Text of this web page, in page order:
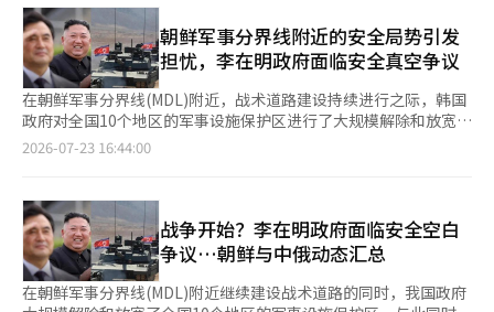
方面特别选择在总统官邸阿乌博拉达宫举行会谈，而非其官方办公
地点普拉纳图宫，以示特别的礼遇。李在明总统表示，自己是继中
国国家主席习近平、印度总理莫迪和前法国总统希拉克之后，第四
位在阿乌博拉达宫受到接待的外宾，感到非常荣幸。为了将两位领
导人的信任转化为实际的两国合作，双方还建立了高层沟通机制，
由巴西副总统和韩国青瓦台政策室长金勇范共同负责，直接协商两
国事务。李在明总统表示：“韩国与巴西在经济、产业、安全、文
扩大在贸易、投资、国防、航空航天、关键矿产和数字经济等方面
的合作。通过当天签署的产业技术合作谅解备忘录（MOU），双
方还将推动在人工智能（AI）、半导体、汽车、造船、电池、生物
经济和工业脱碳等领域的共同研究与开发。巴西的资源与韩国的制
造和加工技术相结合的关键矿产供应链合作也将具体化。双方企业
术使用了美国企业的技术。蒸馏是利用高性能AI模型的回答来训练
其他模型的技术。虽然蒸馏本身并不违法，但如果违反使用条款大
规模收集商业模型的回答，可能会引发知识产权侵权问题。 美国
正在关注中国初创企业文肖AI在开发最新模型“基米K3”的过程
中，是否无授权使用了OpenAI和Anthropic等美国AI企业的模
型。 美国财政部长斯科特·贝森特表示：“如果确认中国企业在
各个行业中通过无授权蒸馏侵犯了美国的知识产权，我们将考虑制
裁和将其列入出口管制名单。” 特朗普总统并未直接提及中国企
编辑。
间）在菲律宾马尼拉举行的东南亚国家联盟外长会议期间与阿尼塔
·阿南德加拿大外长会晤。 据新华社报道，王毅表示：“中国将
与加拿大合作，做好下一步高层交流的准备，增强政治互信。”阿
南德外长当天也表示：“与中国的关系是加拿大重视的双边关系之
一，加拿大坚定支持‘一个中国’政策，希望进一步加强与中国的
高层交流。” 《明报》关注到王毅提到的“下一步高层交流准
备”，认为这暗示着习近平主席访问加拿大的准备。特别是如果顺
道访问加拿大，习近平可以避免给人单独访问美国过于重视的印
党总书记以来的首次。自2010年6月胡锦涛前主席以来，中国国家
元首访问加拿大已有约16年。 事实上，近年来中加关系因贸易和
安全问题持续恶化。特别是2018年，加拿大应美国的引渡请求逮
捕了中国最大通信设备公司华为的孟晚舟，导致两国关系迅速冷
却。 此外，2024年，加拿大与美国步调一致，对中国进口的电动
车、钢铁和铝材征收关税，导致中国对加拿大的油菜籽、猪肉和海
朝鲜军事分界线附近的安全局势引发
担忧，李在明政府面临安全真空争议
在朝鲜军事分界线(MDL)附近，战术道路建设持续进行之际，韩国
政府对全国10个地区的军事设施保护区进行了大规模解除和放宽。
此外，中国和俄罗斯军用机无通知进入KADIZ，以及美国无人侦察
首尔的龙山、麻浦、恩平区，京畿道的平泽、高阳、始兴市，江原
道的高城、束草，世宗市等全国10个地区的军事设施保护区和飞行
安全区，面积约为2916万平方米，约为汪洋面积的十倍。 国防部
表示，此举是为了保障居民的财产权和促进地区开发，针对不影响
军事行动的区域。预计此次措施将为平泽高德地区后续开发、高阳
2026-07-23 16:44:00
战争开始？李在明政府面临安全空白
争议…朝鲜与中俄动态汇总
在朝鲜军事分界线(MDL)附近继续建设战术道路的同时，我国政府